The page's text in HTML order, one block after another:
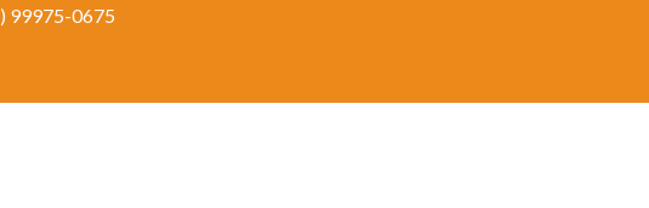
99975-0675